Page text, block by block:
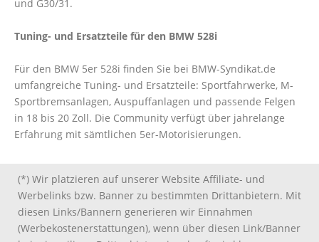
und G30/31.
Tuning- und Ersatzteile für den BMW 528i
Für den BMW 5er 528i finden Sie bei BMW-Syndikat.de
umfangreiche Tuning- und Ersatzteile: Sportfahrwerke, M-
Sportbremsanlagen, Auspuffanlagen und passende Felgen
in 18 bis 20 Zoll. Die Community verfügt über jahrelange
Erfahrung mit sämtlichen 5er-Motorisierungen.
(*) Wir platzieren auf unserer Website Affiliate- und
Werbelinks bzw. Banner zu bestimmten Drittanbietern. Mit
diesen Links/Bannern generieren wir Einnahmen
(Werbekostenerstattungen), wenn über diesen Link/Banner